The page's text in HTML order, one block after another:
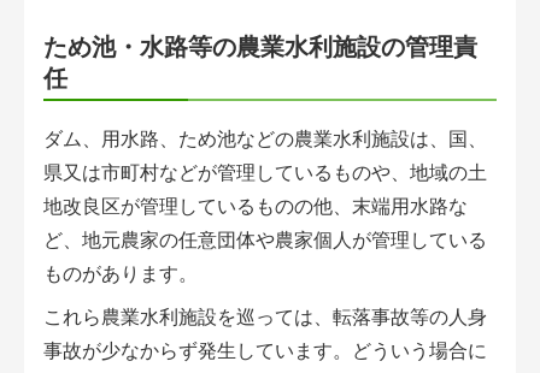
会員登録無料 アグリウェブの使い方
AgriweBダイレクトメッセージ
イベント・プロジェクト掲示板
経営アシストチャット
アクション別メニュー
ため池・水路等の農業水利施設の管理責
任
ダム、用水路、ため池などの農業水利施設は、国、
県又は市町村などが管理しているものや、地域の土
地改良区が管理しているものの他、末端用水路な
ど、地元農家の任意団体や農家個人が管理している
ものがあります。
これら農業水利施設を巡っては、転落事故等の人身
事故が少なからず発生しています。どういう場合に